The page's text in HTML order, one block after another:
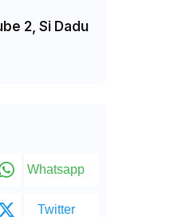
2, Si Dadu
Whatsapp
Twitter